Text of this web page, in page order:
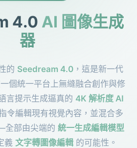
4.0 AI 圖像生成
器
的 Seedream 4.0 ，這是新一代
一個統一平台上無縫融合創作與修
言提示生成逼真的 4K 解析度 AI
令編輯現有視覺內容，並混合多
部由尖端的 統一生成編輯模型
義 文字轉圖像編輯的可能性。